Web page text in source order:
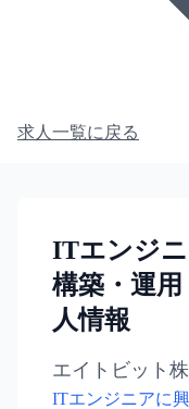
求人一覧に戻る
ITエンジ
構築・運
人情報
エイトビット
ITエンジニアに